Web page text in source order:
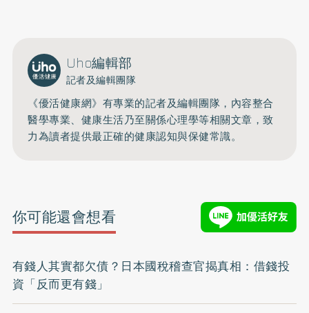
Uho編輯部
記者及編輯團隊
《優活健康網》有專業的記者及編輯團隊，內容整合
醫學專業、健康生活乃至關係心理學等相關文章，致
力為讀者提供最正確的健康認知與保健常識。
你可能還會想看
有錢人其實都欠債？日本國稅稽查官揭真相：借錢投
資「反而更有錢」